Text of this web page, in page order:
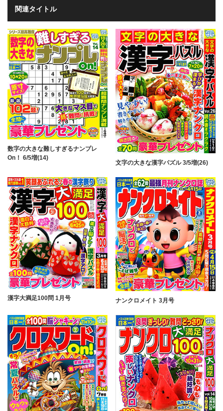
関連タイトル
数字の大きな難しすぎるナンプレ
On！ 6/5増(14)
文字の大きな漢字パズル 3/5増(26)
漢字大満足100問 1月号 ナンクロメイト 3月号